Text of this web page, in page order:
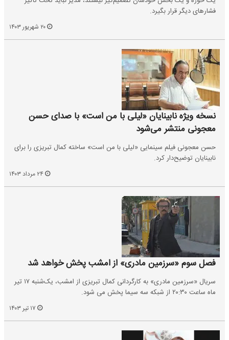
فشارهای دیگر قرار بگیرد.
نسخه ویژه نابینایان «لیلی با من است» با صدای حسن
معجونی منتشر می‌شود
حسن معجونی فیلم سینمایی «لیلی با من است» ساخته کمال تبریزی را برای
نابینایان توضیح‌دار کرد.
فصل سوم «سرزمین مادری» از امشب پخش خواهد شد
سریال «سرزمین مادری» به کارگردانی کمال تبریزی از امشب، یک‌شنبه ۱۷ تیر
ماه ساعت ۲۰:۳۰ از شبکه سه سیما پخش می شود.